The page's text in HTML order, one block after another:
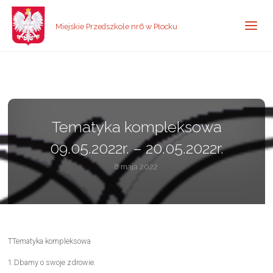
Miejskie Przedszkole nr6 w Płocku
Tematyka kompleksowa
09.05.2022r. – 20.05.2022r.
8 maja 2022
TTematyka kompleksowa
1.Dbamy o swoje zdrowie.